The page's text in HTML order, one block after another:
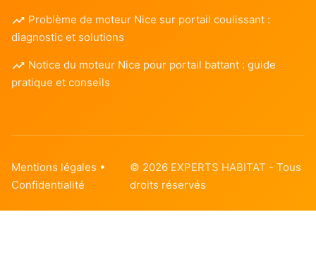
Problème de moteur Nice sur portail coulissant :
diagnostic et solutions
Notice du moteur Nice pour portail battant : guide
pratique et conseils
Mentions légales •
Confidentialité
© 2026 EXPERTS HABITAT - Tous
droits réservés